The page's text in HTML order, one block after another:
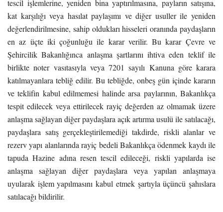
tescil işlemlerine, yeniden bina yaptırılmasına, payların satışına,
kat karşılığı veya hasılat paylaşımı ve diğer usuller ile yeniden
değerlendirilmesine, sahip oldukları hisseleri oranında paydaşların
en az üçte iki çoğunluğu ile karar verilir. Bu karar Çevre ve
Şehircilik Bakanlığınca anlaşma şartlarını ihtiva eden teklif ile
birlikte noter vasıtasıyla veya 7201 sayılı Kanuna göre karara
katılmayanlara tebliğ edilir. Bu tebliğde, onbeş gün içinde kararın
ve teklifin kabul edilmemesi halinde arsa paylarının, Bakanlıkça
tespit edilecek veya ettirilecek rayiç değerden az olmamak üzere
anlaşma sağlayan diğer paydaşlara açık artırma usulü ile satılacağı,
paydaşlara satış gerçekleştirilemediği takdirde, riskli alanlar ve
rezerv yapı alanlarında rayiç bedeli Bakanlıkça ödenmek kaydı ile
tapuda Hazine adına resen tescil edileceği, riskli yapılarda ise
anlaşma sağlayan diğer paydaşlara veya yapılan anlaşmaya
uyularak işlem yapılmasını kabul etmek şartıyla üçüncü şahıslara
satılacağı bildirilir.